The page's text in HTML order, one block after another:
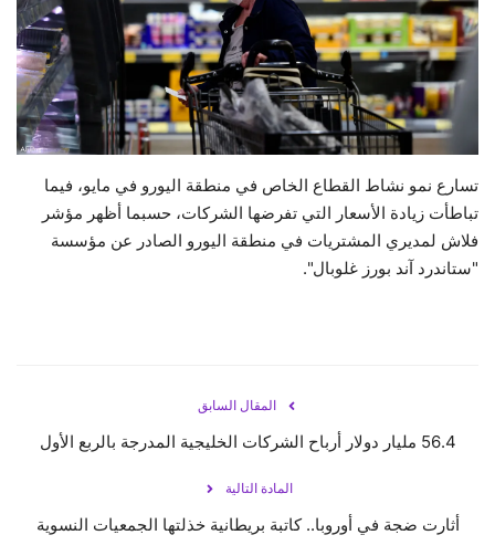
رياضة
فيديو
حياة
تسارع نمو نشاط القطاع الخاص في منطقة اليورو في مايو، فيما
تباطأت زيادة الأسعار التي تفرضها الشركات، حسبما أظهر مؤشر
فلاش لمديري المشتريات في منطقة اليورو الصادر عن مؤسسة
"ستاندرد آند بورز غلوبال".
المقال السابق
56.4 مليار دولار أرباح الشركات الخليجية المدرجة بالربع الأول
المادة التالية
أثارت ضجة في أوروبا.. كاتبة بريطانية خذلتها الجمعيات النسوية